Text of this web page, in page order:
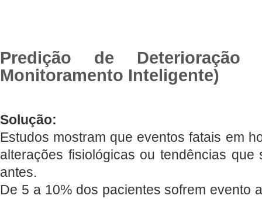
Predição de Deterioração
Monitoramento Inteligente)
Solução:
Estudos mostram que eventos fatais em
alterações fisiológicas ou tendências
antes.
De 5 a 10% dos pacientes sofrem evento